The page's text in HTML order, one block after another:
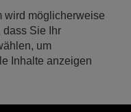
wird möglicherweise
dass Sie Ihr
um
Inhalte anzeigen